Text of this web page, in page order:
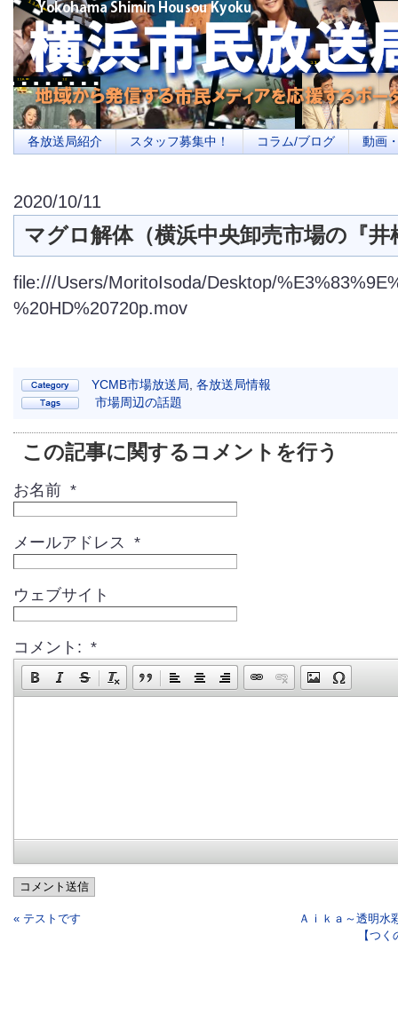
横浜の地域メディア、地域・市民・放送局・メディアを応援するポータルサ
を目指します
各放送局紹介 スタッフ募集中！ コラム/ブログ 動画
2020/10/11
マグロ解体（横浜中央卸売市場の『井
file:///Users/MoritoIsoda/Desktop/
%20HD%20720p.mov
YCMB市場放送局 各放送局情報
市場周辺の話題
この記事に関するコメントを行う
お名前 *
メールアドレス *
ウェブサイト
コメント: *
コメント送信
« テストです
Ａｉｋａ～透明水
【つ